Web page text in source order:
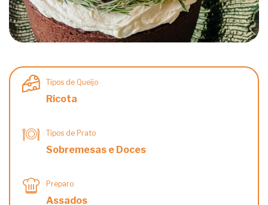
Tipos de Queijo
Ricota
Tipos de Prato
Sobremesas e Doces
Preparo
Assados